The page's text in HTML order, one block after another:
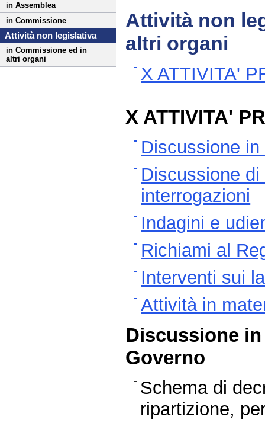
in Assemblea
in Commissione
Attività non legislativa
in Commissione ed in
altri organi
Attività non
altri organi
X ATTIVITA'
X ATTIVITA'
Discussione
Discussione
interrogazioni
Indagini e
Richiami al
Interventi sui
Attività in
Discussione
Governo
Schema di
ripartizione,